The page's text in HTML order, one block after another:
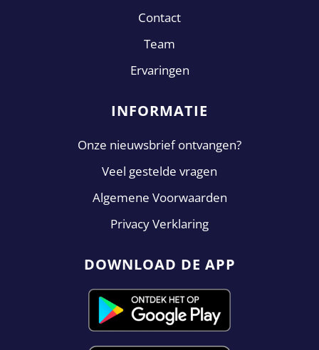
Contact
Team
Ervaringen
INFORMATIE
Onze nieuwsbrief ontvangen?
Veel gestelde vragen
Algemene Voorwaarden
Privacy Verklaring
DOWNLOAD DE APP